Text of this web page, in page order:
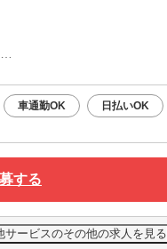
車通勤OK 日払いOK
する
ービスのその他の求人を見る